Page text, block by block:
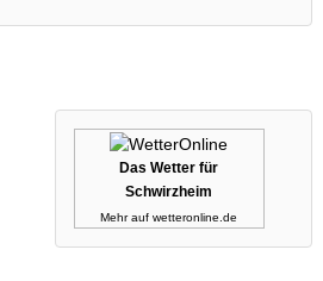
Das Wetter für
Schwirzheim
Mehr aufwetteronline.de